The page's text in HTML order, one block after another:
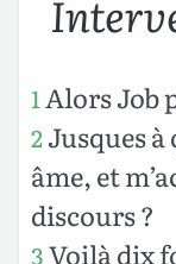
1 Alors Job
2Jusques
âme, et
discours ?
3Voilà dix